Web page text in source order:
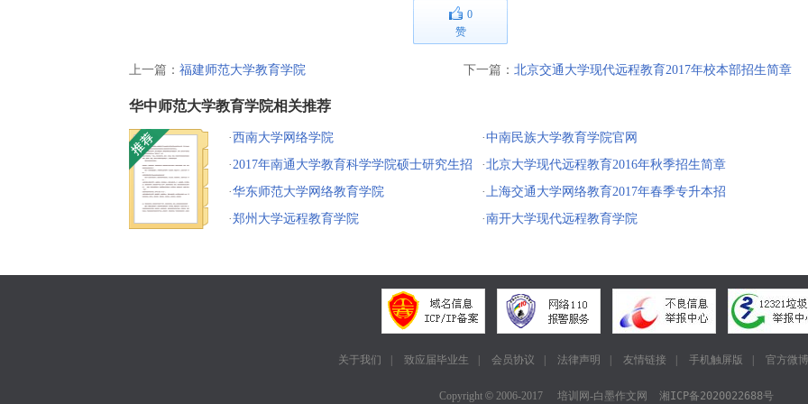
0
赞
上一篇： 福建师范大学教育学院 下一篇： 北京交通大学现代远程教育2017年校本部招生简章
华中师范大学教育学院相关推荐
·西南大学网络学院 ·中南民族大学教育学院官网
·2017年南通大学教育科学学院硕士研究生招
生调剂复试考生须知
·北京大学现代远程教育2016年秋季招生简章
（专科起点本科）
·华东师范大学网络教育学院 ·上海交通大学网络教育2017年春季专升本招
生简章（本部）
·郑州大学远程教育学院 ·南开大学现代远程教育学院
关于我们 致应届毕业生 会员协议 法律声明 友情链接 手机触屏版 官方微博
Copyright ©2006-2017 培训网-白墨作文网 湘ICP备2020022688号